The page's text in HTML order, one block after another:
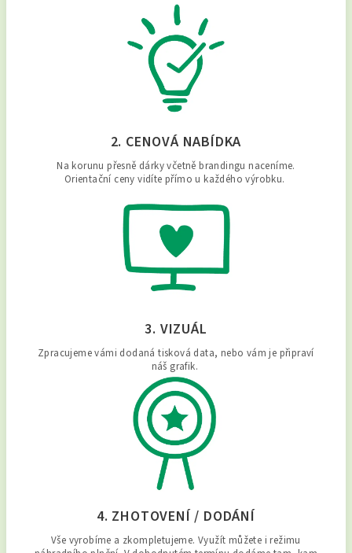
2. CENOVÁ NABÍDKA
Na korunu přesně dárky včetně brandingu naceníme.
Orientační ceny vidíte přímo u každého výrobku.
3. VIZUÁL
Zpracujeme vámi dodaná tisková data, nebo vám je připraví
náš grafik.
4. ZHOTOVENÍ / DODÁNÍ
Vše vyrobíme a zkompletujeme. Využít můžete i režimu